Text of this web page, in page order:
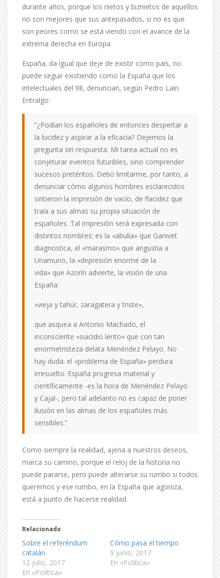
durante años, porque los nietos y biznietos de aquellos
no son mejores que sus antepasados, si no es que
son peores como se está viendo con el avance de la
extrema derecha en Europa.
España, da igual que deje de existir como país, no
puede seguir existiendo como la España que los
intelectuales del 98, denuncian, según Pedro Laín
Entralgo:
“¿Podían los españoles de entonces despertar a
la lucidez y aspirar a la eficacia? Dejemos la
pregunta sin respuesta. Mi tarea actual no es
conjeturar eventos futuribles, sino comprender
sucesos pretéritos. Debo limitarme, por tanto, a
denunciar cómo algunos hombres esclarecidos
sintieron la impresión de vacío, de flacidez que
traía a sus almas su propia situación de
españoles. Tal impresión será expresada con
distintos nombres: es la «abulia» que Ganivet
diagnostica, el «marasmo» que angustia a
Unamuno, la «depresión enorme de la
vida» que Azorín advierte, la visión de una
España:
«vieja y tahúr, zaragatera y triste»,
que asquea a Antonio Machado, el
inconsciente «suicidio lento» que con tan
enormetristeza delata Menéndez Pelayo. No
hay duda: el «problema de España» perdura
irresuelto. España progresa material y
científicamente -es la hora de Menéndez Pelayo
y Cajal-, pero tal adelanto no es capaz de poner
ilusión en las almas de los españoles más
sensibles.”
Como siempre la realidad, ajena a nuestros deseos,
marca su camino, porque el reloj de la historia no
puede pararse, pero puede alterarse su rumbo si todos
queremos y ese rumbo, en la España que agoniza,
está a punto de hacerse realidad.
Relacionado
Sobre el referéndum
catalán
12 julio, 2017
En «Política»
Cómo pasa el tiempo
9 junio, 2017
En «Política»